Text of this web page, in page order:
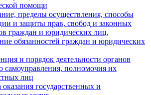
помощи
пределы осуществления, способы
и защиты прав, свобод и законных
граждан и юридических лиц,
обязанностей граждан и юридических
и порядок деятельности органов
самоуправления, полномочия их
лиц
государственных и